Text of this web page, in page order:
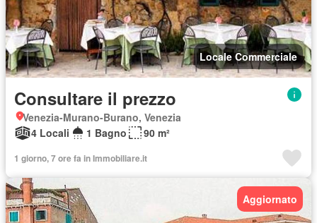
Locale Commerciale
Consultare il prezzo
Venezia-Murano-Burano, Venezia
4 Locali
1 Bagno 90 m²
1 giorno, 7 ore fa in Immobiliare.it
Aggiornato